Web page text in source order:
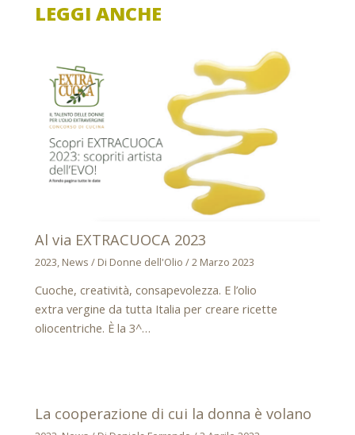
LEGGI ANCHE
Al via EXTRACUOCA 2023
2023, News / Di Donne dell'Olio/2 Marzo 2023
Cuoche, creatività, consapevolezza. E l’olio
extra vergine da tutta Italia per creare ricette
oliocentriche. È la 3^…
La cooperazione di cui la donna è volano